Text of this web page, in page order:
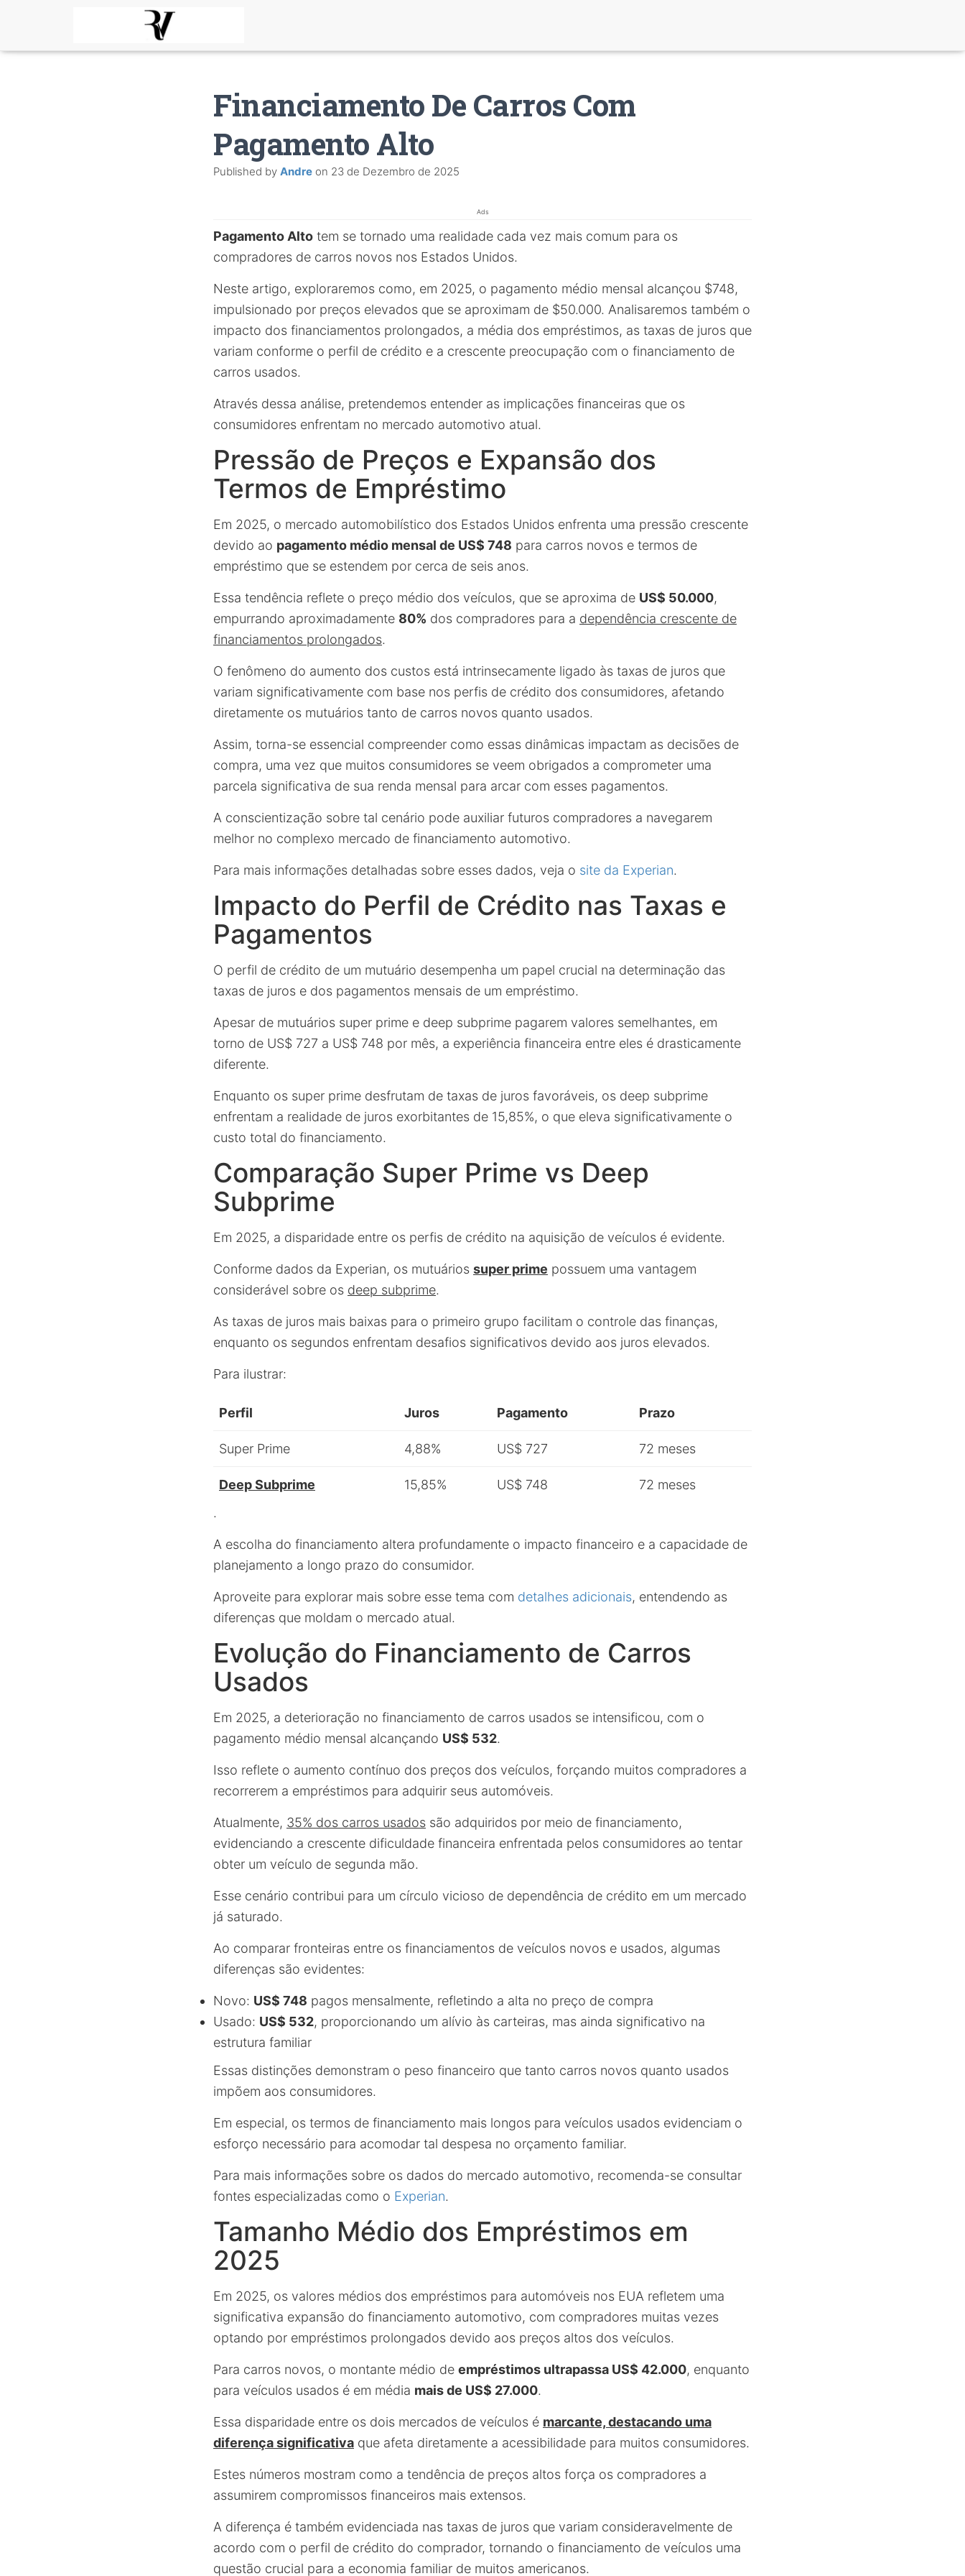
Financiamento De Carros Com
Pagamento Alto
Published by Andre on 23 de Dezembro de 2025
Ads
Pagamento Alto tem se tornado uma realidade cada vez mais comum para os
compradores de carros novos nos Estados Unidos.
Neste artigo, exploraremos como, em 2025, o pagamento médio mensal alcançou $748,
impulsionado por preços elevados que se aproximam de $50.000. Analisaremos também o
impacto dos financiamentos prolongados, a média dos empréstimos, as taxas de juros que
variam conforme o perfil de crédito e a crescente preocupação com o financiamento de
carros usados.
Através dessa análise, pretendemos entender as implicações financeiras que os
consumidores enfrentam no mercado automotivo atual.
Pressão de Preços e Expansão dos
Termos de Empréstimo
Em 2025, o mercado automobilístico dos Estados Unidos enfrenta uma pressão crescente
devido ao pagamento médio mensal de US$ 748 para carros novos e termos de
empréstimo que se estendem por cerca de seis anos.
Essa tendência reflete o preço médio dos veículos, que se aproxima de US$ 50.000,
empurrando aproximadamente 80% dos compradores para a dependência crescente de
financiamentos prolongados.
O fenômeno do aumento dos custos está intrinsecamente ligado às taxas de juros que
variam significativamente com base nos perfis de crédito dos consumidores, afetando
diretamente os mutuários tanto de carros novos quanto usados.
Assim, torna-se essencial compreender como essas dinâmicas impactam as decisões de
compra, uma vez que muitos consumidores se veem obrigados a comprometer uma
parcela significativa de sua renda mensal para arcar com esses pagamentos.
A conscientização sobre tal cenário pode auxiliar futuros compradores a navegarem
melhor no complexo mercado de financiamento automotivo.
Para mais informações detalhadas sobre esses dados, veja o site da Experian.
Impacto do Perfil de Crédito nas Taxas e
Pagamentos
O perfil de crédito de um mutuário desempenha um papel crucial na determinação das
taxas de juros e dos pagamentos mensais de um empréstimo.
Apesar de mutuários super prime e deep subprime pagarem valores semelhantes, em
torno de US$ 727 a US$ 748 por mês, a experiência financeira entre eles é drasticamente
diferente.
Enquanto os super prime desfrutam de taxas de juros favoráveis, os deep subprime
enfrentam a realidade de juros exorbitantes de 15,85%, o que eleva significativamente o
custo total do financiamento.
Comparação Super Prime vs Deep
Subprime
Em 2025, a disparidade entre os perfis de crédito na aquisição de veículos é evidente.
Conforme dados da Experian, os mutuários super prime possuem uma vantagem
considerável sobre os deep subprime.
As taxas de juros mais baixas para o primeiro grupo facilitam o controle das finanças,
enquanto os segundos enfrentam desafios significativos devido aos juros elevados.
Para ilustrar:
Perfil Juros Pagamento Prazo
Super Prime 4,88% US$ 727 72 meses
Deep Subprime 15,85% US$ 748
72 meses
.
A escolha do financiamento altera profundamente o impacto financeiro e a capacidade de
planejamento a longo prazo do consumidor.
Aproveite para explorar mais sobre esse tema com detalhes adicionais, entendendo as
diferenças que moldam o mercado atual.
Evolução do Financiamento de Carros
Usados
Em 2025, a deterioração no financiamento de carros usados se intensificou, com o
pagamento médio mensal alcançando US$ 532.
Isso reflete o aumento contínuo dos preços dos veículos, forçando muitos compradores a
recorrerem a empréstimos para adquirir seus automóveis.
Atualmente, 35% dos carros usados são adquiridos por meio de financiamento,
evidenciando a crescente dificuldade financeira enfrentada pelos consumidores ao tentar
obter um veículo de segunda mão.
Esse cenário contribui para um círculo vicioso de dependência de crédito em um mercado
já saturado.
Ao comparar fronteiras entre os financiamentos de veículos novos e usados, algumas
diferenças são evidentes:
Novo: US$ 748 pagos mensalmente, refletindo a alta no preço de compra
Usado: US$ 532, proporcionando um alívio às carteiras, mas ainda significativo na
estrutura familiar
Essas distinções demonstram o peso financeiro que tanto carros novos quanto usados
impõem aos consumidores.
Em especial, os termos de financiamento mais longos para veículos usados evidenciam o
esforço necessário para acomodar tal despesa no orçamento familiar.
Para mais informações sobre os dados do mercado automotivo, recomenda-se consultar
fontes especializadas como o Experian.
Tamanho Médio dos Empréstimos em
2025
Em 2025, os valores médios dos empréstimos para automóveis nos EUA refletem uma
significativa expansão do financiamento automotivo, com compradores muitas vezes
optando por empréstimos prolongados devido aos preços altos dos veículos.
Para carros novos, o montante médio de empréstimos ultrapassa US$ 42.000, enquanto
para veículos usados é em média mais de US$ 27.000.
Essa disparidade entre os dois mercados de veículos é marcante, destacando uma
diferença significativa que afeta diretamente a acessibilidade para muitos consumidores.
Estes números mostram como a tendência de preços altos força os compradores a
assumirem compromissos financeiros mais extensos.
A diferença é também evidenciada nas taxas de juros que variam consideravelmente de
acordo com o perfil de crédito do comprador, tornando o financiamento de veículos uma
questão crucial para a economia familiar de muitos americanos.